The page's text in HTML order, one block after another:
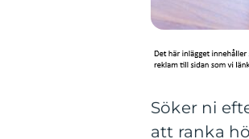
Söker ni
att ranka